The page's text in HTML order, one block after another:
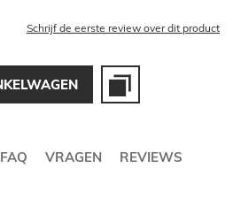
Schrijf de eerste review over dit product
FAQ VRAGEN REVIEWS